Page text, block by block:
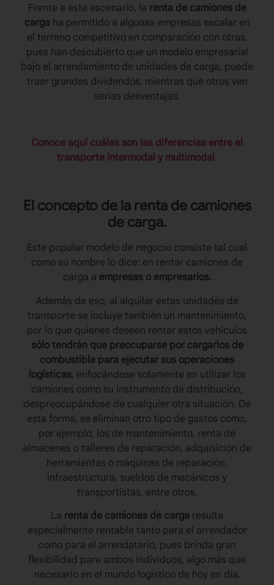
Frente a este escenario, la renta de camiones de
carga ha permitido a algunas empresas escalar en
el terreno competitivo en comparación con otras,
pues han descubierto que un modelo empresarial
bajo el arrendamiento de unidades de carga, puede
traer grandes dividendos, mientras que otros ven
serias desventajas.
Conoce aquí cuáles son las diferencias entre el
transporte intermodal y multimodal.
El concepto de la renta de camiones
de carga.
Este popular modelo de negocio consiste tal cual
como su nombre lo dice: en rentar camiones de
carga a empresas o empresarios.
Además de eso, al alquilar estas unidades de
transporte se incluye también un mantenimiento,
por lo que quienes deseen rentar estos vehículos
sólo tendrán que preocuparse por cargarlos de
combustible para ejecutar sus operaciones
logísticas, enfocándose solamente en utilizar los
camiones como su instrumento de distribución,
despreocupándose de cualquier otra situación. De
esta forma, se eliminan otro tipo de gastos como,
por ejemplo, los de mantenimiento, renta de
almacenes o talleres de reparación, adquisición de
herramientas o máquinas de reparación,
infraestructura, sueldos de mecánicos y
transportistas, entre otros.
La renta de camiones de carga resulta
especialmente rentable tanto para el arrendador
como para el arrendatario, pues brinda gran
flexibilidad para ambos individuos, algo más que
necesario en el mundo logístico de hoy en día.